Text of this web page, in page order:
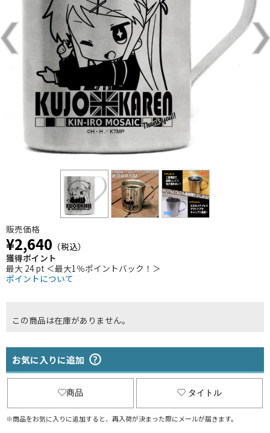
販売価格
¥2,640 （税込）
獲得ポイント
最大 24 pt ＜最大1％ポイントバック！＞
ポイントについて
この商品は在庫がありません。
お気に入りに追加
商品 タイトル
※商品をお気に入りに追加すると、再入荷が決まった際にメールが届きます。